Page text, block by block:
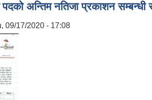
अन्तिम नतिजा प्रकाशन सम्बन्धी
09/17/2020 - 17:08